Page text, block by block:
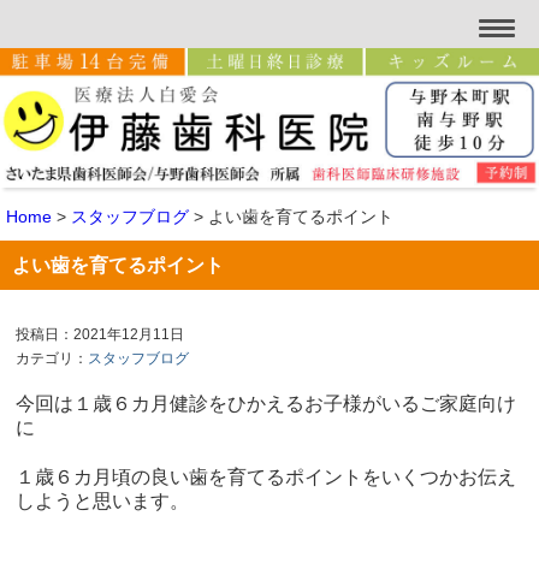
Home > スタッフブログ > よい歯を育てるポイント
よい歯を育てるポイント
投稿日：2021年12月11日
カテゴリ： スタッフブログ
今回は１歳６カ月健診をひかえるお子様がいるご家庭向け
に
１歳６カ月頃の良い歯を育てるポイントをいくつかお伝え
しようと思います。